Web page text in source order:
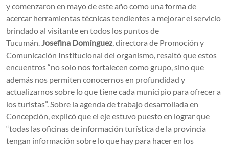
y comenzaron en mayo de este año como una forma de
acercar herramientas técnicas tendientes a mejorar el servicio
brindado al visitante en todos los puntos de
Tucumán. Josefina Domínguez , directora de Promoción y
Comunicación Institucional del organismo, resaltó que estos
encuentros “no solo nos fortalecen como grupo, sino que
además nos permiten conocernos en profundidad y
actualizarnos sobre lo que tiene cada municipio para ofrecer a
los turistas”. Sobre la agenda de trabajo desarrollada en
Concepción, explicó que el eje estuvo puesto en lograr que
“todas las oficinas de información turística de la provincia
tengan información sobre lo que hay para hacer en los